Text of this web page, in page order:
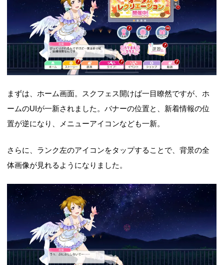
まずは、ホーム画面。スクフェス開けば一目瞭然ですが、ホ
ームのUIが一新されました。バナーの位置と、新着情報の位
置が逆になり、メニューアイコンなども一新。
さらに、ランク左のアイコンをタップすることで、背景の全
体画像が見れるようになりました。